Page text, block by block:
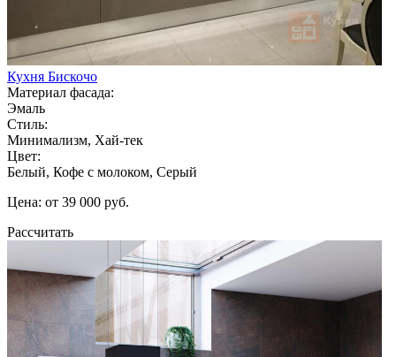
Кухня Бискочо
Материал фасада:
Эмаль
Стиль:
Минимализм, Хай-тек
Цвет:
Белый, Кофе с молоком, Серый
Цена: от 39 000 руб.
Рассчитать